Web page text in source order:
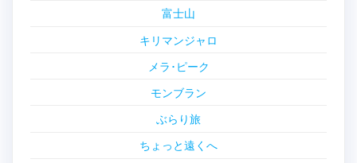
富士山
キリマンジャロ
メラ･ピーク
モンブラン
ぶらり旅
ちょっと遠くへ